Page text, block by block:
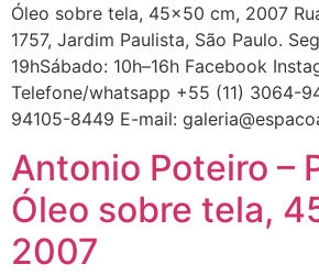
Óleo sobre tela, 45×50 cm, 2007
1757, Jardim Paulista, São Paulo.
19hSábado: 10h–16h Facebook
Telefone/whatsapp +55 (11) 3064-
94105-8449 E-mail:
Antonio Poteiro –
Óleo sobre tela,
2007